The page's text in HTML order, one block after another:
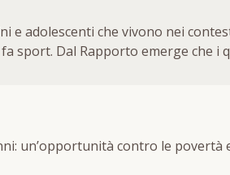
adolescenti che vivono nei contesti
sport. Dal Rapporto emerge che i
i ragazzi ad emanciparsi
di attività extracurriculari
[Testo dell'editore]
un’opportunità contro le povertà